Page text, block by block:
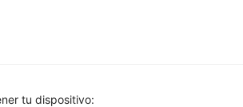
tu dispositivo: